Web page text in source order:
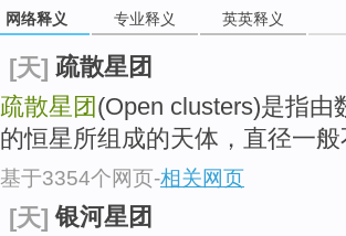
网络释义 专业释义 英英释义
[天] 疏散星团
疏散星团 (Open clusters)是指
的恒星所组成的天体，直径一
基于3354个网页-相关网页
[天] 银河星团